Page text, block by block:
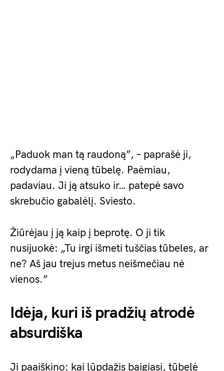
„Paduok man tą raudoną”, – paprašė ji,
rodydama į vieną tūbelę. Paėmiau,
padaviau. Ji ją atsuko ir… patepė savo
skrebučio gabalėlį. Sviesto.
Žiūrėjau į ją kaip į beprotę. O ji tik
nusijuokė: „Tu irgi išmeti tuščias tūbeles, ar
ne? Aš jau trejus metus neišmečiau nė
vienos.”
Idėja, kuri iš pradžių atrodė
absurdiška
Ji paaiškino: kai lūpdažis baigiasi, tūbelė